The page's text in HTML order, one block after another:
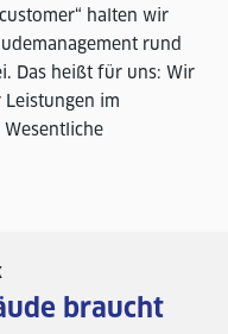
halten wir
rund
Das heißt für uns: Wir
im
braucht